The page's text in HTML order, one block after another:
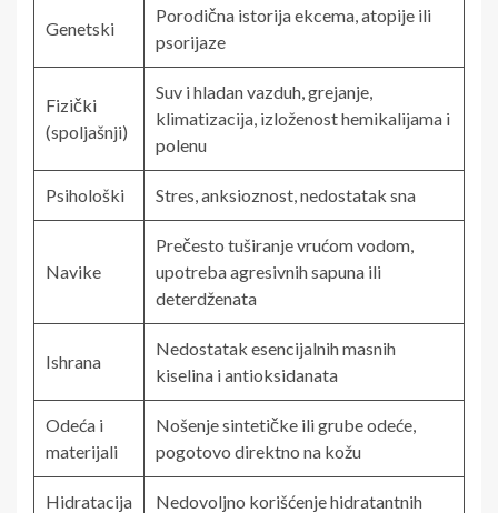
Genetski
Porodična istorija ekcema, atopije ili
psorijaze
Fizički
(spoljašnji)
Suv i hladan vazduh, grejanje,
klimatizacija, izloženost hemikalijama i
polenu
Psihološki Stres, anksioznost, nedostatak sna
Navike
Prečesto tuširanje vrućom vodom,
upotreba agresivnih sapuna ili
deterdženata
Ishrana
Nedostatak esencijalnih masnih
kiselina i antioksidanata
Odeća i
materijali
Nošenje sintetičke ili grube odeće,
pogotovo direktno na kožu
Hidratacija
Nedovoljno korišćenje hidratantnih